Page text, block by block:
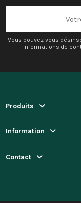
Vous pouvez vous
informations de
Produits
Information
Contact